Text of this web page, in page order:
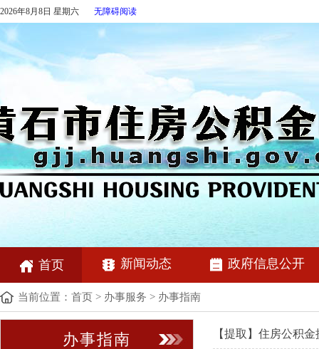
2026年8月8日 星期六 无障碍阅读
首页 新闻动态 政府信息公开
当前位置： 首页 > 办事服务 > 办事指南
办事指南 【提取】住房公积